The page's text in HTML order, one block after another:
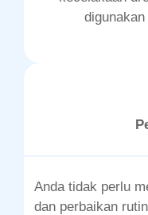
Anda tidak perlu
dan perbaikan